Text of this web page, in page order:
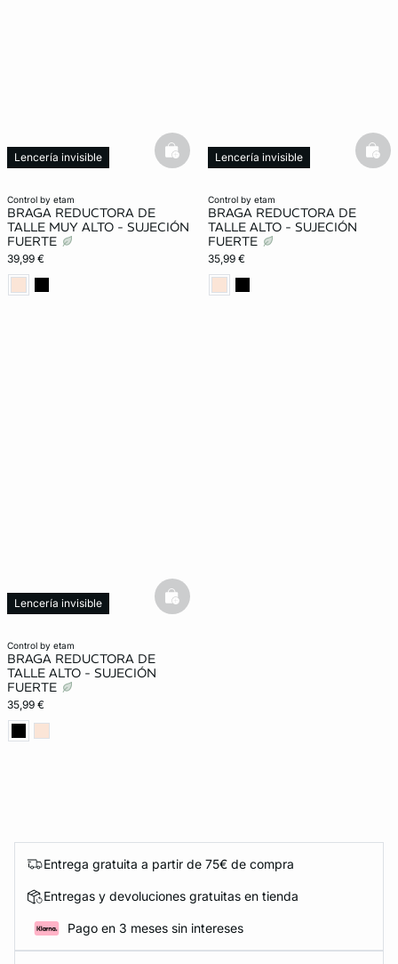
control by etam
BRAGA REDUCTORA DE
TALLE MUY ALTO - SUJECIÓN
FUERTE
39,99 €
Lencería invisible
basketfull
control by etam
BRAGA REDUCTORA DE
TALLE ALTO - SUJECIÓN
FUERTE
35,99 €
Lencería invisible
control by etam
BRAGA REDUCTORA DE
TALLE ALTO - SUJECIÓN
FUERTE
35,99 €
Lencería invisible
basketfull
Entrega gratuita a partir de 75€ de compra
Entregas y devoluciones gratuitas en tienda
Pago en 3 meses sin intereses